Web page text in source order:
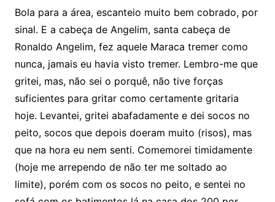
Bola para a área, escanteio muito bem cobrado, por
sinal. E a cabeça de Angelim, santa cabeça de
Ronaldo Angelim, fez aquele Maraca tremer como
nunca, jamais eu havia visto tremer. Lembro-me que
gritei, mas, não sei o porquê, não tive forças
suficientes para gritar como certamente gritaria
hoje. Levantei, gritei abafadamente e dei socos no
peito, socos que depois doeram muito (risos), mas
que na hora eu nem senti. Comemorei timidamente
(hoje me arrependo de não ter me soltado ao
limite), porém com os socos no peito, e sentei no